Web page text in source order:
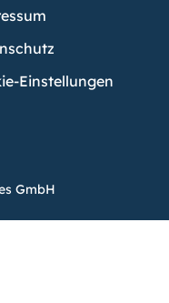
Einstellungen
GmbH